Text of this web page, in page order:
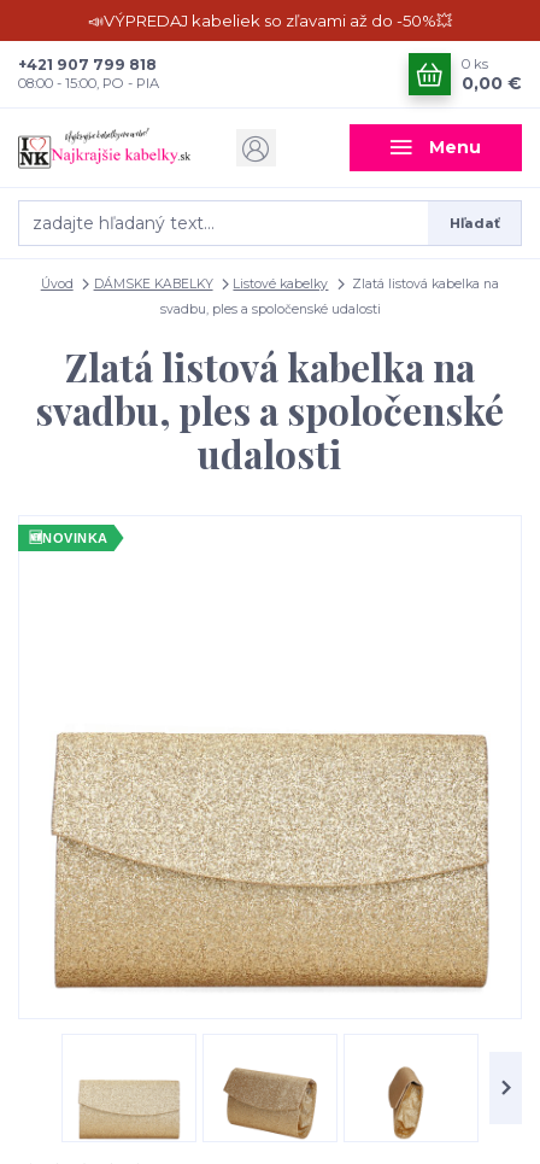
📣VÝPREDAJ kabeliek so zľavami až do -50%💥
Menu
Hľadať
+421 907 799 818
08:00 - 15:00, PO - PIA
0 ks
0,00 €
Úvod DÁMSKE KABELKY Listové kabelky
Zlatá listová kabelka na
svadbu, ples a spoločenské udalosti
Zlatá listová kabelka na
svadbu, ples a spoločenské
udalosti
🆕NOVINKA